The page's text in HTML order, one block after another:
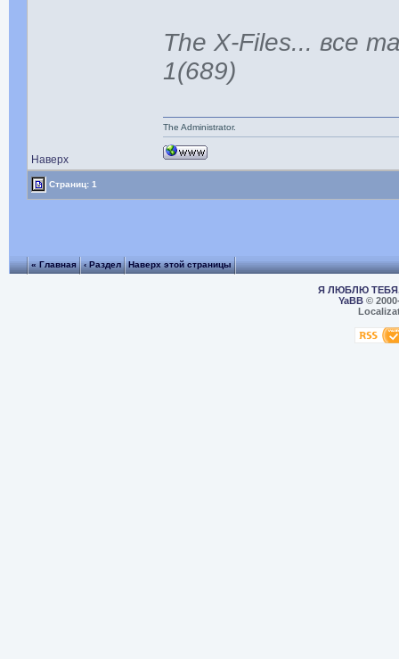
The X-Files... все
1(689)
Наверх
The Administrator.
Страниц: 1
« Главная ‹ Раздел Наверх этой страницы
Я ЛЮБЛЮ
YaBB©